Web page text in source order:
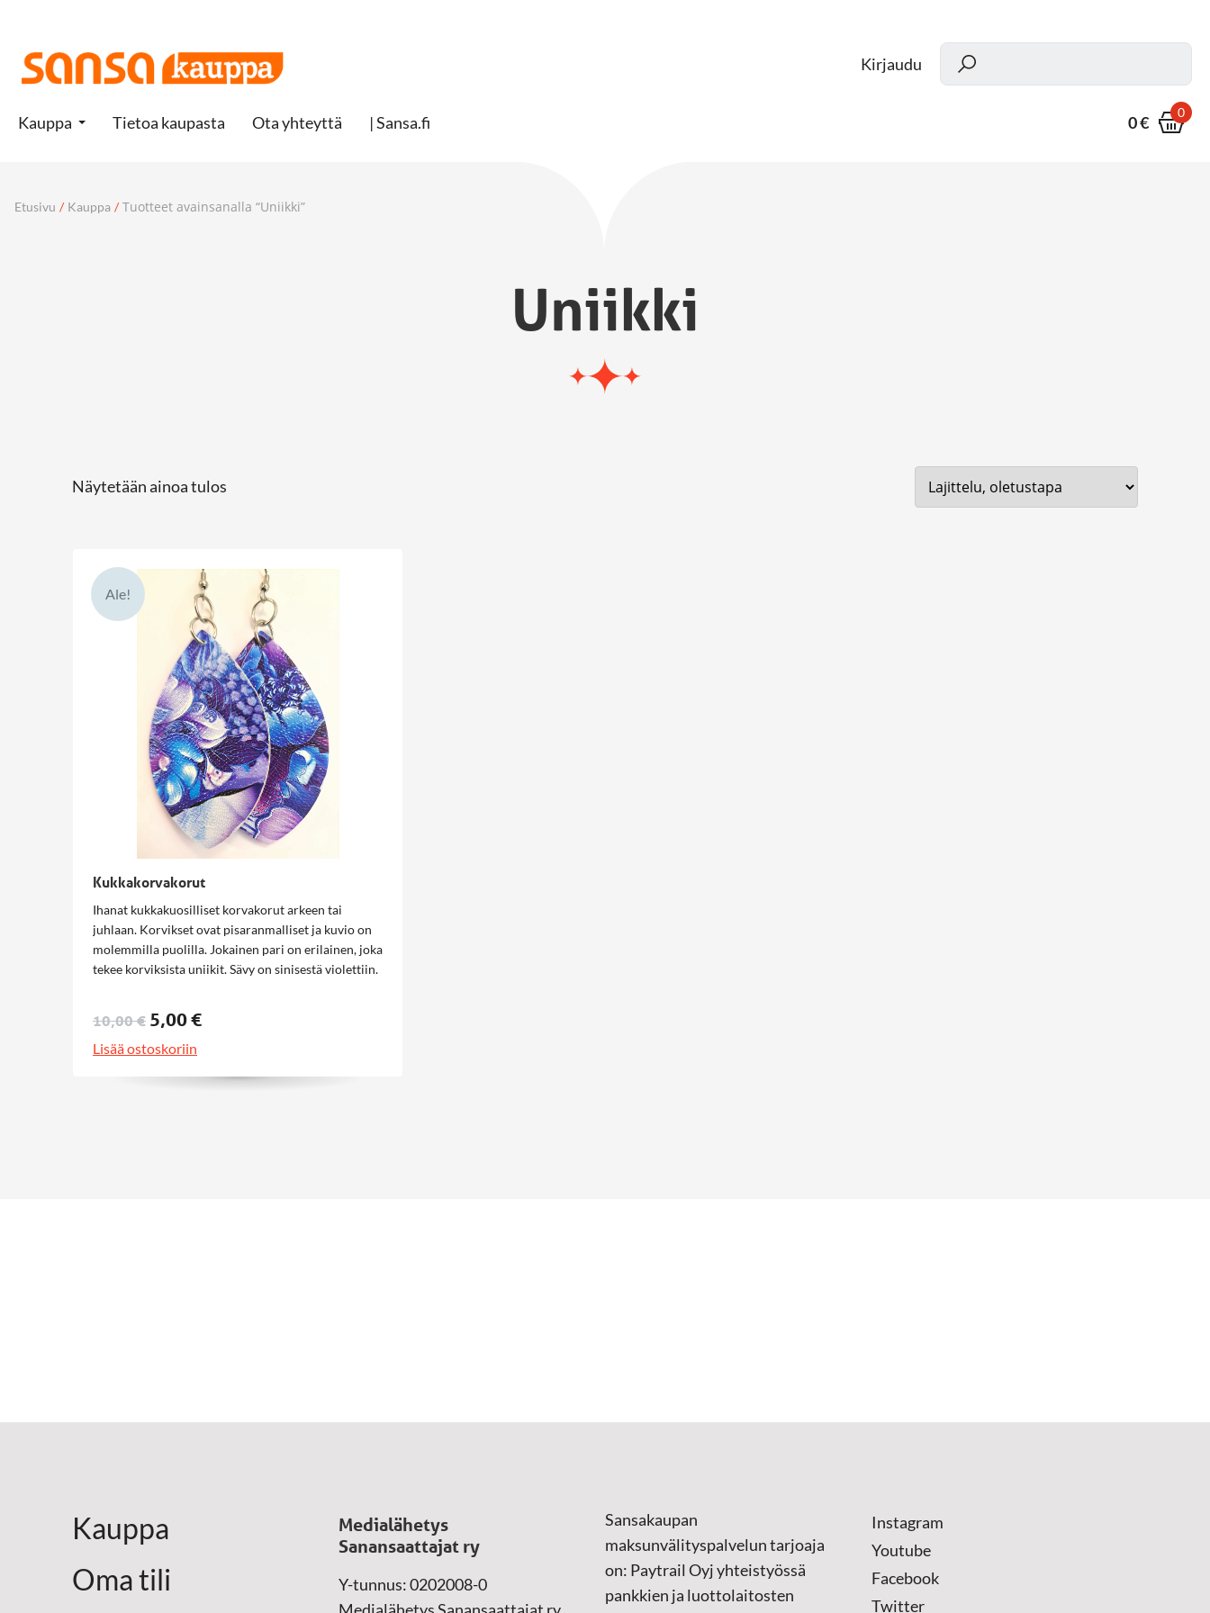
Kirjaudu
Kauppa Tietoa kaupasta Ota yhteyttä | Sansa.fi 0 €
0
Etusivu / Kauppa / Tuotteet avainsanalla “Uniikki”
Uniikki
Näytetään ainoa tulos
Ale!
Kukkakorvakorut
Ihanat kukkakuosilliset korvakorut arkeen tai
juhlaan. Korvikset ovat pisaranmalliset ja kuvio on
molemmilla puolilla. Jokainen pari on erilainen, joka
tekee korviksista uniikit. Sävy on sinisestä violettiin.
10,00 € 5,00 €
Lisää ostoskoriin
Kauppa
Oma tili
Medialähetys
Sanansaattajat ry
Y-tunnus: 0202008-0
Sansakaupan
maksunvälityspalvelun tarjoaja
on: Paytrail Oyj yhteistyössä
pankkien ja luottolaitosten
Instagram
Youtube
Facebook
Twitter